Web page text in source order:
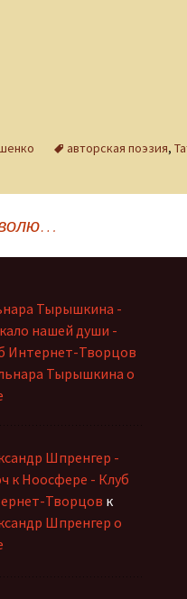
авторская поэзия,
Тырышкина -
нашей души -
Интернет-Творцов
Тырышкина о
Шпренгер -
к Ноосфере - Клуб
Творцов к
Шпренгер о